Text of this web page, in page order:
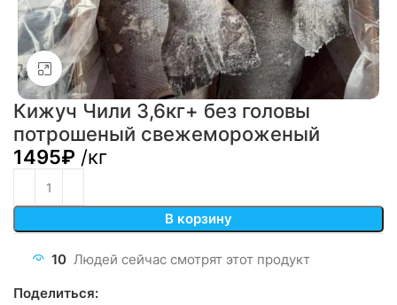
Click to enlarge
Кижуч Чили 3,6кг+ без головы
потрошеный свежемороженый
1495₽ /кг
В корзину
10 Людей сейчас смотрят этот продукт
Поделиться: